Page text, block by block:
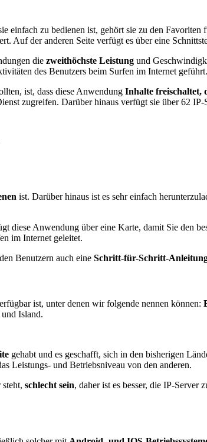
einfach zu bedienen ist, gehört sie zu den
Auf der anderen Seite verfügt es über eine
die zweithöchste Leistung und
des Benutzers beim Surfen im Internet geführt.
ist, dass diese Anwendung Inhalte freischaltet,
zugreifen. Darüber hinaus verfügt sie über 62
ist. Darüber hinaus ist es sehr einfach
diese Anwendung über eine Karte, damit Sie den
im Internet geleitet.
Benutzern auch eine Schritt-für-Schritt-
ist, unter denen wir folgende nennen können:
Island.
gehabt und es geschafft, sich in den bisherigen
Leistungs- und Betriebsniveau von den anderen.
schlecht sein, daher ist es besser, die IP-